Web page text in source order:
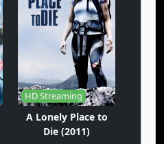
HD Streaming
A Lonely Place to
Die (2011)